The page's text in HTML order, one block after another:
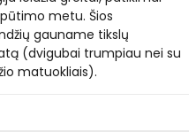
metu. Šios
gauname tikslų
(dvigubai trumpiau nei su
matuokliais).